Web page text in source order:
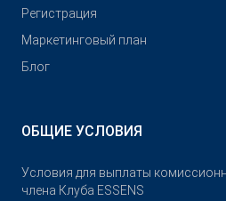
Pегистрация
Маркетинговый план
Блог
ОБЩИЕ УСЛОВИЯ
Условия для выплаты
члена Клуба ESSENS